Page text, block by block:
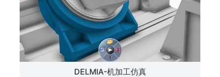
DELMIA-机加工仿真